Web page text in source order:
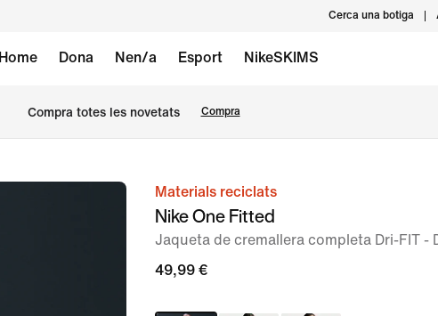
Cerca una botiga
Home Dona Nen/a Esport NikeSKIMS
Compra totes les novetats Compra
ImatgeMaterials reciclats
Nike One Fitted
Jaqueta de cremallera completa Dri-FIT -
49,99 €